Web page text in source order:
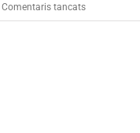
Comentaris tancatsa